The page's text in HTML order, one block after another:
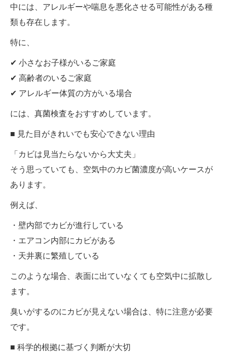
中には、アレルギーや喘息を悪化させる可能性がある種
類も存在します。
特に、
✔ 小さなお子様がいるご家庭
✔ 高齢者のいるご家庭
✔ アレルギー体質の方がいる場合
には、真菌検査をおすすめしています。
■ 見た目がきれいでも安心できない理由
「カビは見当たらないから大丈夫」
そう思っていても、空気中のカビ菌濃度が高いケースが
あります。
例えば、
・壁内部でカビが進行している
・エアコン内部にカビがある
・天井裏に繁殖している
このような場合、表面に出ていなくても空気中に拡散し
ます。
臭いがするのにカビが見えない場合は、特に注意が必要
です。
■ 科学的根拠に基づく判断が大切